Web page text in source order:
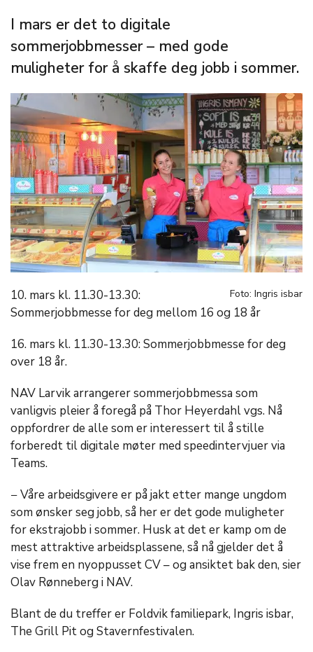
I mars er det to digitale
sommerjobbmesser – med gode
muligheter for å skaffe deg jobb i sommer.
Foto: Ingris isbar
10. mars kl. 11.30-13.30:
Sommerjobbmesse for deg mellom 16 og 18 år
16. mars kl. 11.30-13.30: Sommerjobbmesse for deg
over 18 år.
NAV Larvik arrangerer sommerjobbmessa som
vanligvis pleier å foregå på Thor Heyerdahl vgs. Nå
oppfordrer de alle som er interessert til å stille
forberedt til digitale møter med speedintervjuer via
Teams.
− Våre arbeidsgivere er på jakt etter mange ungdom
som ønsker seg jobb, så her er det gode muligheter
for ekstrajobb i sommer. Husk at det er kamp om de
mest attraktive arbeidsplassene, så nå gjelder det å
vise frem en nyoppusset CV – og ansiktet bak den, sier
Olav Rønneberg i NAV.
Blant de du treffer er Foldvik familiepark, Ingris isbar,
The Grill Pit og Stavernfestivalen.